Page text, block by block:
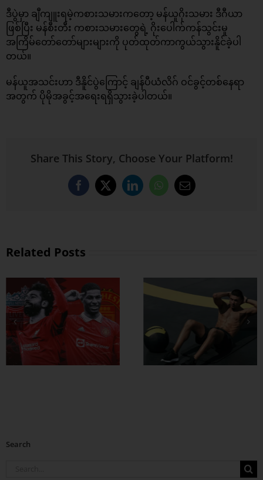
ဒီပွဲမှာ ချီကျူးရမဲ့ကစားသမားကတော့ မန်ယူဂိုးသမား ဒီဂီယာ
ဖြစ်ပြီး မန်စီးတီး ကစားသမားတွေရဲ့ ဂိုးပေါက်ကန်သွင်းမူ
အကြိမ်တော်တော်များများကို ပုတ်ထုတ်ကာကွယ်သွားနိူင်ခဲ့ပါ
တယ်။
မန်ယူအသင်းဟာ ဒီနိူင်ပွဲကြောင့် ချန်ပီယံလိဂ် ဝင်ခွင့်တစ်နေရာ
အတွက် ပိုမိုအခွင့်အရေးရရှိသွားခဲ့ပါတယ်။
Share This Story, Choose Your Platform!
Facebook
X LinkedInWhatsApp
Email
Related Posts
ထိထိရောက်ရောက်
ဗိုက်ခေါက် အဆီ
တွေ ချဖို့
Search